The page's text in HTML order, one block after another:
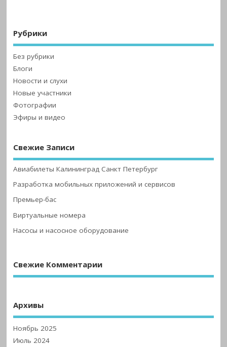
Рубрики
Без рубрики
Блоги
Новости и слухи
Новые участники
Фотографии
Эфиры и видео
Свежие Записи
Авиабилеты Калининград Санкт Петербург
Разработка мобильных приложений и сервисов
Премьер-бас
Виртуальные номера
Насосы и насосное оборудование
Свежие Комментарии
Архивы
Ноябрь 2025
Июль 2024